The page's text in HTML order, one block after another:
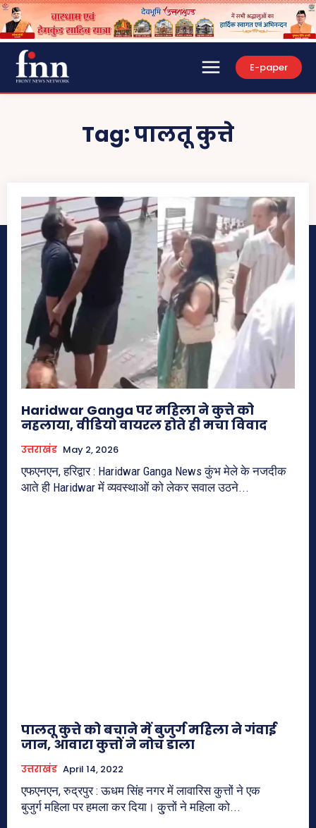
E-paper
Tag:पालतू कुत्ते
Haridwar Ganga पर महिला ने कुत्ते को
नहलाया, वीडियो वायरल होते ही मचा विवाद
उत्तराखंड May 2, 2026
एफएनएन, हरिद्वार : Haridwar Ganga News कुंभ मेले के नजदीक
आते ही Haridwar में व्यवस्थाओं को लेकर सवाल उठने...
पालतू कुत्ते को बचाने में बुजुर्ग महिला ने गंवाई
जान, आवारा कुत्तों ने नोच डाला
उत्तराखंड April 14, 2022
एफएनएन, रुद्रपुर : ऊधम सिंह नगर में लावारिस कुत्तों ने एक
बुजुर्ग महिला पर हमला कर दिया। कु्त्तों ने महिला को...